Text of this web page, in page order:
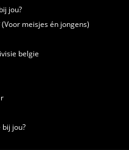
jou?
meisjes én jongens)
belgie
jou?